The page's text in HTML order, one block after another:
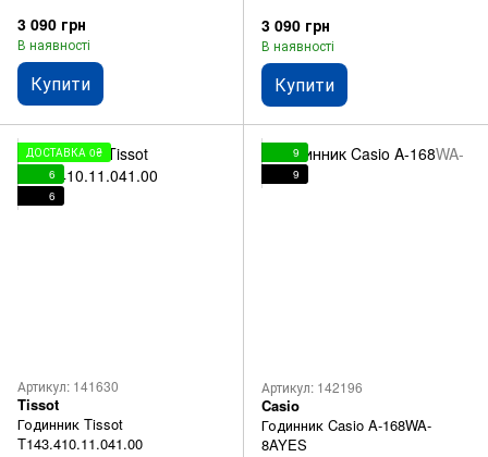
3 090 грн
В наявності
Купити
3 090 грн
В наявності
Купити
ДОСТАВКА 0₴
6
6
Артикул: 141630
Tissot
Годинник Tissot
T143.410.11.041.00
9
9
Артикул: 142196
Casio
Годинник Casio A-168WA-
8AYES